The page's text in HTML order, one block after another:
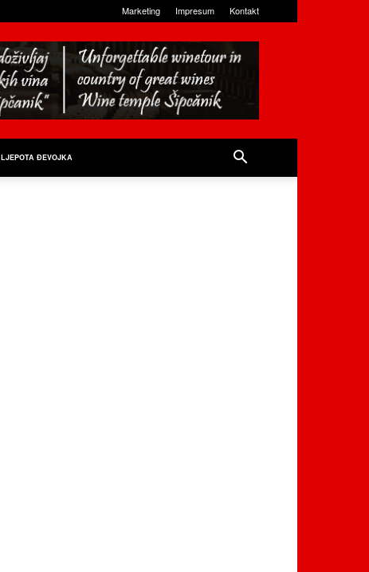
Marketing Impresum Kontakt
LJEPOTA ĐEVOJKA